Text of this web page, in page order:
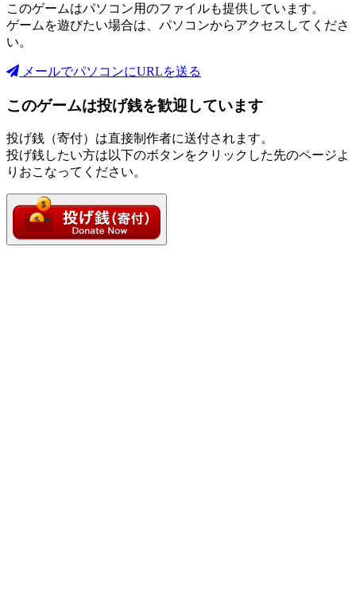
このゲームはパソコン用のファイルも提供しています。
ゲームを遊びたい場合は、パソコンからアクセスしてくださ
い。
メールでパソコンにURLを送る
このゲームは投げ銭を歓迎しています
投げ銭（寄付）は直接制作者に送付されます。
投げ銭したい方は以下のボタンをクリックした先のページよ
りおこなってください。